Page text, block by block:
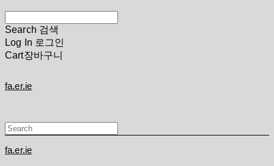
Search 검색
Log In 로그인
Cart장바구니
fa.er.ie
fa.er.ie